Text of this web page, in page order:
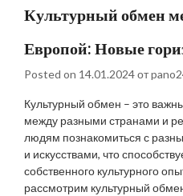
Культурный обмен
Европой: Новые
Posted on 14.01.2024от
Культурный обмен – это
между разными странами и
людям познакомиться с
и искусствами, что
собственного культурного
рассмотрим культурный